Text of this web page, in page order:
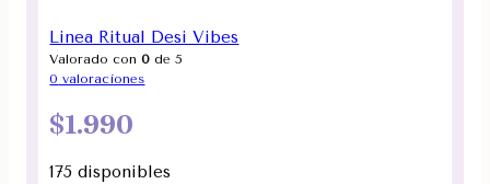
Linea Ritual Desi Vibes
Valorado con0 de 5
0 valoraciones
$1.990
175 disponibles